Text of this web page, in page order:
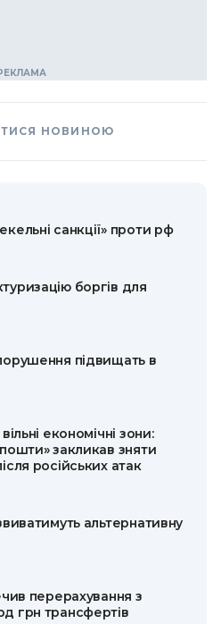
НОВИНОЮ
санкції» проти рф
боргів для
підвищать в
економічні зони:
закликав зняти
російських атак
альтернативну
перерахування з
грн трансфертів